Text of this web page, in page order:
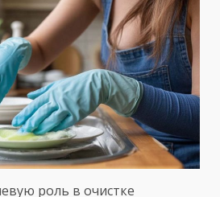
роль в очистке